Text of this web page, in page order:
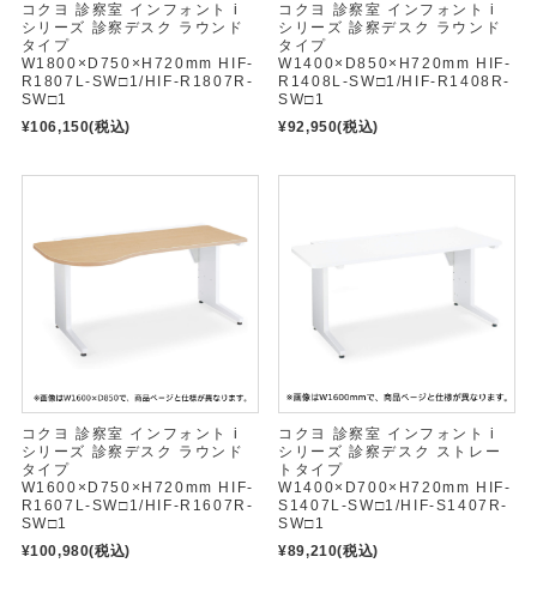
コクヨ 診察室 インフォント i
シリーズ 診察デスク ラウンド
タイプ
W1800×D750×H720mm HIF-
R1807L-SW□1/HIF-R1807R-
SW□1
¥106,150(税込)
コクヨ 診察室 インフォント i
シリーズ 診察デスク ラウンド
タイプ
W1400×D850×H720mm HIF-
R1408L-SW□1/HIF-R1408R-
SW□1
¥92,950(税込)
コクヨ 診察室 インフォント i
シリーズ 診察デスク ラウンド
タイプ
W1600×D750×H720mm HIF-
R1607L-SW□1/HIF-R1607R-
SW□1
¥100,980(税込)
コクヨ 診察室 インフォント i
シリーズ 診察デスク ストレー
トタイプ
W1400×D700×H720mm HIF-
S1407L-SW□1/HIF-S1407R-
SW□1
¥89,210(税込)